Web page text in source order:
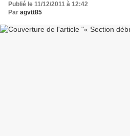
Publié le 11/12/2011 à 12:42
Par agvtt85